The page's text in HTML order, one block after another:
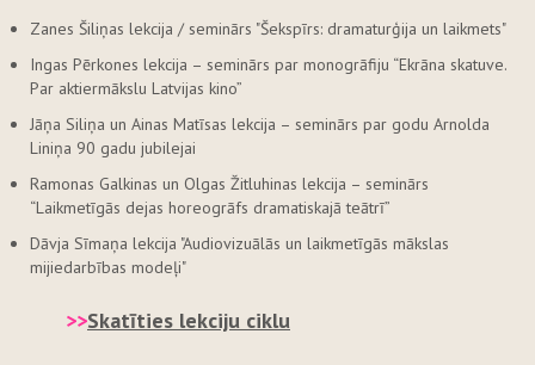
Zanes Šiliņas lekcija / seminārs "Šekspīrs: dramaturģija un laikmets"
Ingas Pērkones lekcija – seminārs par monogrāfiju “Ekrāna skatuve.
Par aktiermākslu Latvijas kino”
Jāņa Siliņa un Ainas Matīsas lekcija – seminārs par godu Arnolda
Liniņa 90 gadu jubilejai
Ramonas Galkinas un Olgas Žitluhinas lekcija – seminārs
“Laikmetīgās dejas horeogrāfs dramatiskajā teātrī”
Dāvja Sīmaņa lekcija "Audiovizuālās un laikmetīgās mākslas
mijiedarbības modeļi"
>>Skatīties lekciju ciklu